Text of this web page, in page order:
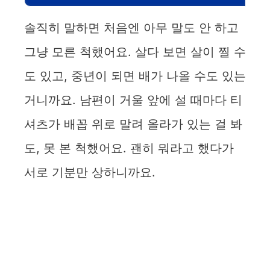
솔직히 말하면 처음엔 아무 말도 안 하고
그냥 모른 척했어요. 살다 보면 살이 찔 수
도 있고, 중년이 되면 배가 나올 수도 있는
거니까요. 남편이 거울 앞에 설 때마다 티
셔츠가 배꼽 위로 말려 올라가 있는 걸 봐
도, 못 본 척했어요. 괜히 뭐라고 했다가
서로 기분만 상하니까요.